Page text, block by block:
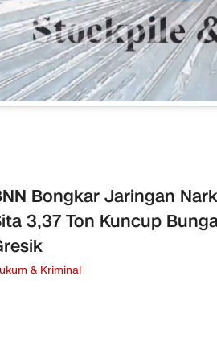
Bongkar Jaringan
3,37 Ton Kuncup
& Kriminal